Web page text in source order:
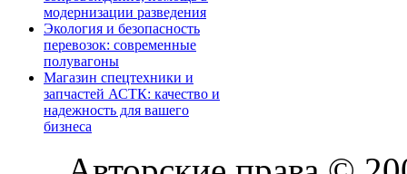
модернизации разведения
Экология и безопасность
перевозок: современные
полувагоны
Магазин спецтехники и
запчастей АСТК: качество и
надежность для вашего
бизнеса